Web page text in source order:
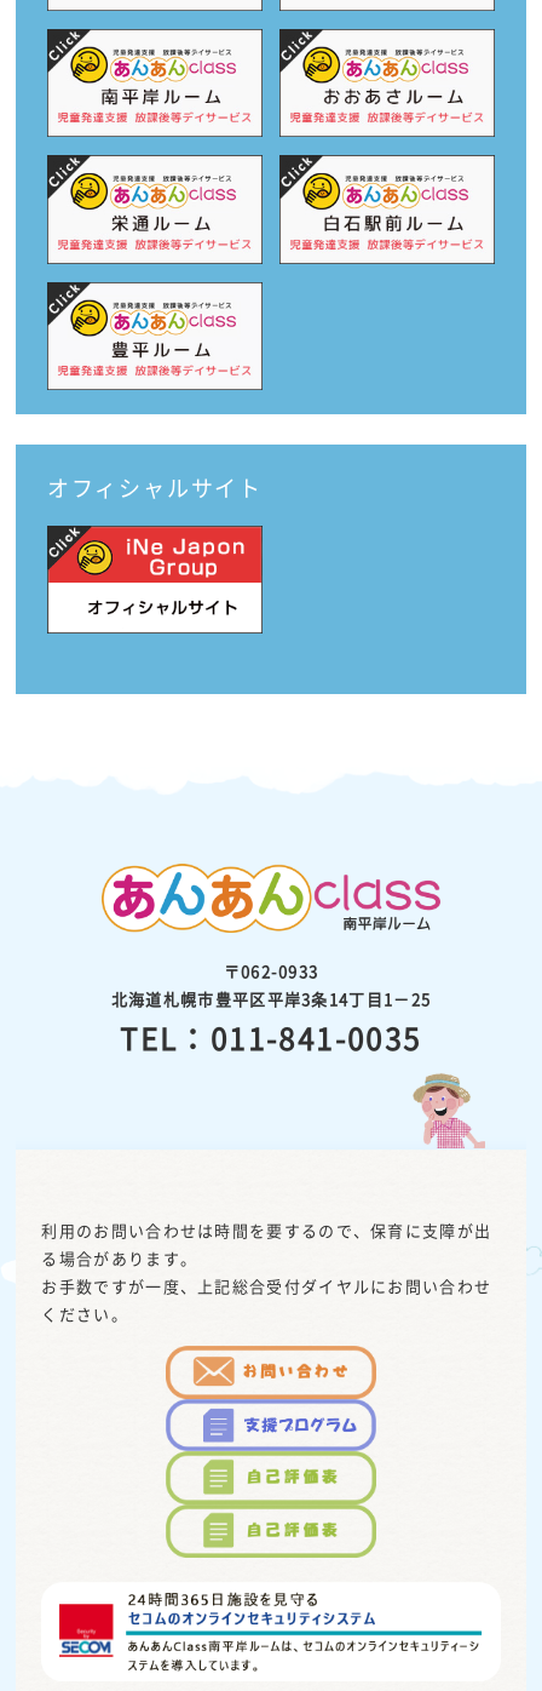
オフィシャルサイト
〒062-0933
北海道札幌市豊平区平岸3条14丁目1－25
TEL：011-841-0035
利用のお問い合わせは時間を要するので、保育に支障が出
る場合があります。
お手数ですが一度、上記総合受付ダイヤルにお問い合わせ
ください。